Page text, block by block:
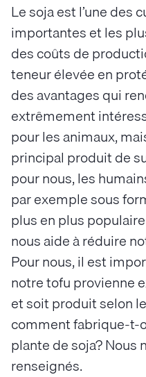
Le soja est l’une des
importantes et les
des coûts de
teneur élevée en
des avantages qui
extrêmement
pour les animaux,
principal produit de
pour nous, les
par exemple sous
plus en plus
nous aide à réduire
Pour nous, il est
notre tofu provienne
et soit produit selon
comment fabrique-t-
plante de soja? Nous
renseignés.